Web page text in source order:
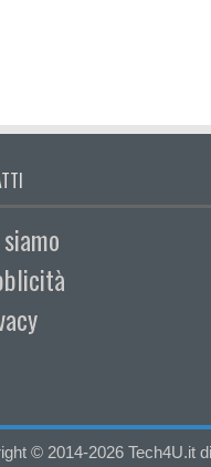
© 2014-2026 Tech4U.it